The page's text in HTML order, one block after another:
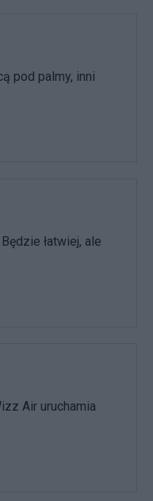
pod palmy, inni
łatwiej, ale
Air uruchamia